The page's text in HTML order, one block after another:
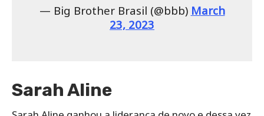
— Big Brother Brasil (@bbb) March
23, 2023
Sarah Aline